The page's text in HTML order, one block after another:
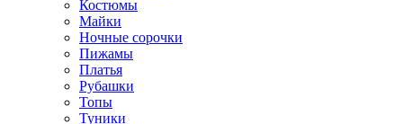
Костюмы
Майки
Ночные сорочки
Пижамы
Платья
Рубашки
Топы
Туники